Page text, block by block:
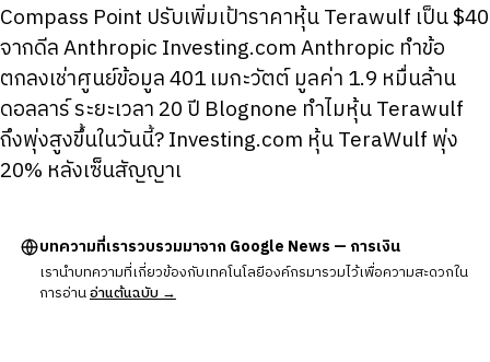
Compass Point ปรับเพิ่มเป้าราคาหุ้น Terawulf เป็น $40
จากดีล Anthropic Investing.com Anthropic ทำข้อ
ตกลงเช่าศูนย์ข้อมูล 401 เมกะวัตต์ มูลค่า 1.9 หมื่นล้าน
ดอลลาร์ ระยะเวลา 20 ปี Blognone ทําไมหุ้น Terawulf
ถึงพุ่งสูงขึ้นในวันนี้? Investing.com หุ้น TeraWulf พุ่ง
20% หลังเซ็นสัญญาเ
บทความที่เรารวบรวมมาจาก Google News — การเงิน
เรานำบทความที่เกี่ยวข้องกับเทคโนโลยีองค์กรมารวมไว้เพื่อความสะดวกใน
การอ่านอ่านต้นฉบับ →